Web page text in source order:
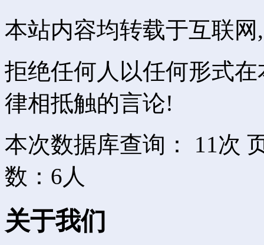
本站内容均转载于互联
拒绝任何人以任何形式
律相抵触的言论!
本次数据库查询： 11次
数：6人
关于我们